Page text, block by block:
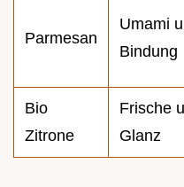
Parmesan
Umami
Bindung
Bio
Zitrone
Frische
Glanz